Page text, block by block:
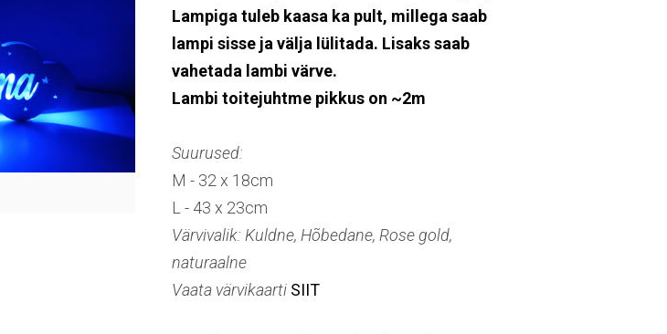
Lampiga tuleb kaasa ka pult, millega saab
lampi sisse ja välja lülitada. Lisaks saab
vahetada lambi värve.
Lambi toitejuhtme pikkus on ~2m
Suurused:
M - 32 x 18cm
L - 43 x 23cm
Värvivalik: Kuldne, Hõbedane, Rose gold,
naturaalne
Vaata värvikaarti SIIT